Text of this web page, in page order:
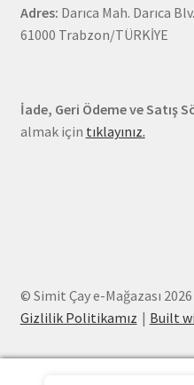
Adres: Darıca Mah. Darıca
61000 Trabzon/TÜRKİYE
İade, Geri Ödeme ve Satış
almak için tıklayınız.
© Simit Çay e-Mağazası 2026
Gizlilik Politikamız
Built